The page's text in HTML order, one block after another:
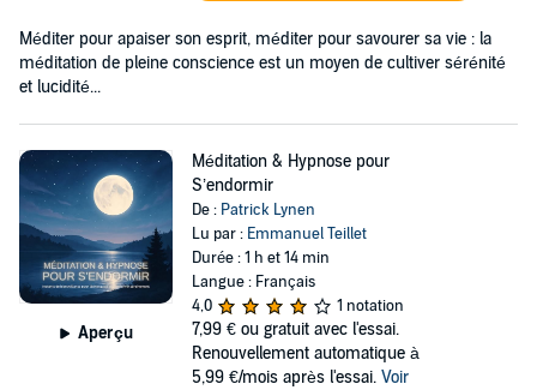
Méditer pour apaiser son esprit, méditer pour savourer sa vie : la
méditation de pleine conscience est un moyen de cultiver sérénité
et lucidité...
Aperçu
Méditation & Hypnose pour
S’endormir
De : Patrick Lynen
Lu par : Emmanuel Teillet
Durée : 1 h et 14 min
Langue : Français
4,0
1 notation
7,99 € ou gratuit avec l'essai.
Renouvellement automatique à
5,99 €/mois après l'essai. Voir